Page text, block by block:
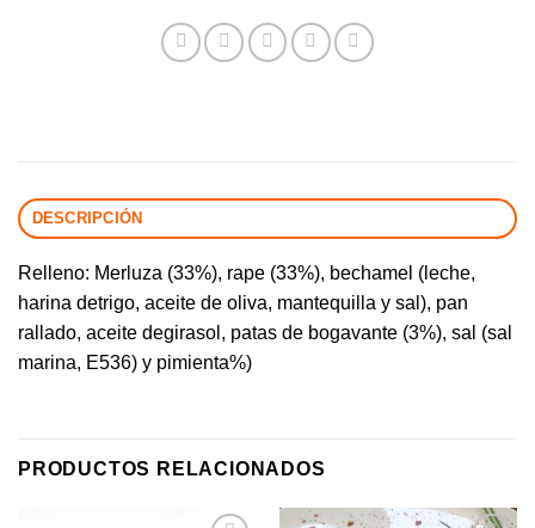
DESCRIPCIÓN
Relleno: Merluza (33%), rape (33%), bechamel (leche,
harina detrigo, aceite de oliva, mantequilla y sal), pan
rallado, aceite degirasol, patas de bogavante (3%), sal (sal
marina, E536) y pimienta%)
PRODUCTOS RELACIONADOS